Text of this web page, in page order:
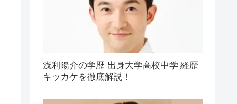
浅利陽介の学歴 出身大学高校中学 経歴
キッカケを徹底解説！